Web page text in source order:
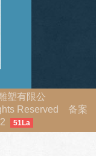
塑有限公
Reserved 备案
51La